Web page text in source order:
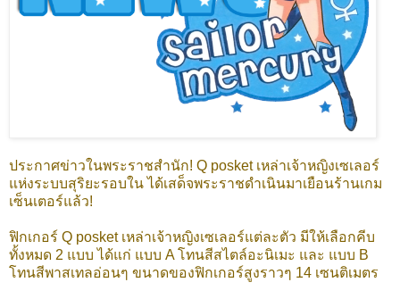
ประกาศข่าวในพระราชสำนัก! Q posket เหล่าเจ้าหญิงเซเลอร์
แห่งระบบสุริยะรอบใน ได้เสด็จพระราชดําเนินมาเยือนร้านเกม
เซ็นเตอร์แล้ว!
ฟิกเกอร์ Q posket เหล่าเจ้าหญิงเซเลอร์แต่ละตัว มีให้เลือกคีบ
ทั้งหมด 2 แบบ ได้แก่ แบบ A โทนสีสไตล์อะนิเมะ และ แบบ B
โทนสีพาสเทลอ่อนๆ ขนาดของฟิกเกอร์สูงราวๆ 14 เซนติเมตร